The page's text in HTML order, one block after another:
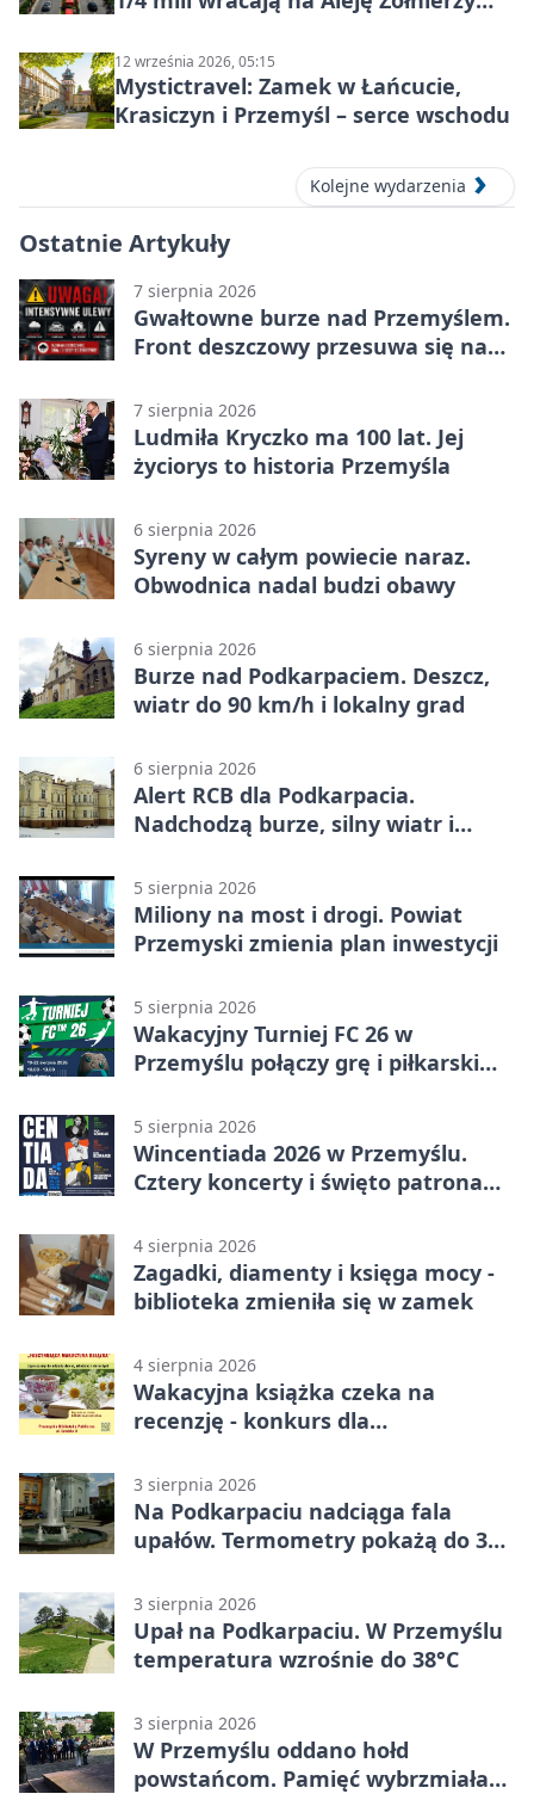
12 września 2026, 05:15
Mystictravel: Zamek w Łańcucie,
Krasiczyn i Przemyśl – serce wschodu
Kolejne wydarzenia
Ostatnie Artykuły
7 sierpnia 2026
Gwałtowne burze nad Przemyślem.
Front deszczowy przesuwa się na
7 sierpnia 2026
Ludmiła Kryczko ma 100 lat. Jej
życiorys to historia Przemyśla
6 sierpnia 2026
Syreny w całym powiecie naraz.
Obwodnica nadal budzi obawy
6 sierpnia 2026
Burze nad Podkarpaciem. Deszcz,
wiatr do 90 km/h i lokalny grad
6 sierpnia 2026
Alert RCB dla Podkarpacia.
Nadchodzą burze, silny wiatr i
5 sierpnia 2026
Miliony na most i drogi. Powiat
Przemyski zmienia plan inwestycji
5 sierpnia 2026
Wakacyjny Turniej FC 26 w
Przemyślu połączy grę i piłkarski
5 sierpnia 2026
Wincentiada 2026 w Przemyślu.
Cztery koncerty i święto patrona
4 sierpnia 2026
Zagadki, diamenty i księga mocy -
biblioteka zmieniła się w zamek
4 sierpnia 2026
Wakacyjna książka czeka na
recenzję - konkurs dla
3 sierpnia 2026
Na Podkarpaciu nadciąga fala
upałów. Termometry pokażą do 36
3 sierpnia 2026
Upał na Podkarpaciu. W Przemyślu
temperatura wzrośnie do 38°C
3 sierpnia 2026
W Przemyślu oddano hołd
powstańcom. Pamięć wybrzmiała